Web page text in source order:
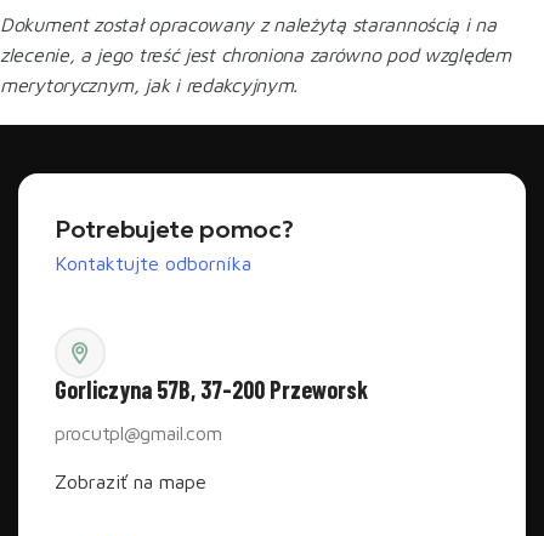
Dokument został opracowany z należytą starannością i na
zlecenie, a jego treść jest chroniona zarówno pod względem
merytorycznym, jak i redakcyjnym.
Potrebujete pomoc?
Kontaktujte odborníka
Gorliczyna 57B, 37-200 Przeworsk
procutpl@gmail.com
Zobraziť na mape